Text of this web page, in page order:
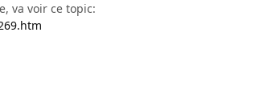
va voir ce topic: